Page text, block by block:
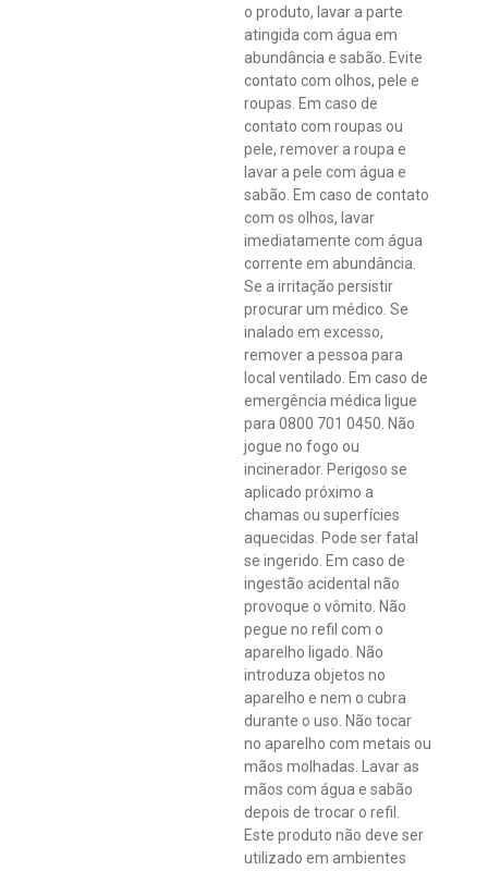
o produto, lavar a parte
atingida com água em
abundância e sabão. Evite
contato com olhos, pele e
roupas. Em caso de
contato com roupas ou
pele, remover a roupa e
lavar a pele com água e
sabão. Em caso de contato
com os olhos, lavar
imediatamente com água
corrente em abundância.
Se a irritação persistir
procurar um médico. Se
inalado em excesso,
remover a pessoa para
local ventilado. Em caso de
emergência médica ligue
para 0800 701 0450. Não
jogue no fogo ou
incinerador. Perigoso se
aplicado próximo a
chamas ou superfícies
aquecidas. Pode ser fatal
se ingerido. Em caso de
ingestão acidental não
provoque o vômito. Não
pegue no refil com o
aparelho ligado. Não
introduza objetos no
aparelho e nem o cubra
durante o uso. Não tocar
no aparelho com metais ou
mãos molhadas. Lavar as
mãos com água e sabão
depois de trocar o refil.
Este produto não deve ser
utilizado em ambientes